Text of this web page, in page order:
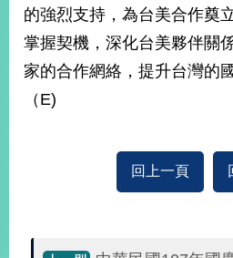
政
放
的強烈支持，為台美合作奠
掌握契機，深化台美夥伴關
家的合作網絡，提升台灣的
（E)
回上一頁